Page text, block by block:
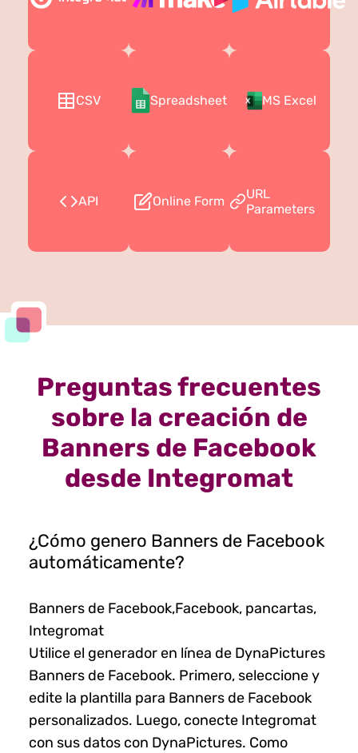
CSV Spreadsheet MS Excel
API Online Form
URL
Parameters
Preguntas frecuentes
sobre la creación de
Banners de Facebook
desde Integromat
¿Cómo genero Banners de Facebook
automáticamente?
Banners de Facebook,Facebook, pancartas,
Integromat
Utilice el generador en línea de DynaPictures
Banners de Facebook. Primero, seleccione y
edite la plantilla para Banners de Facebook
personalizados. Luego, conecte Integromat
con sus datos con DynaPictures. Como